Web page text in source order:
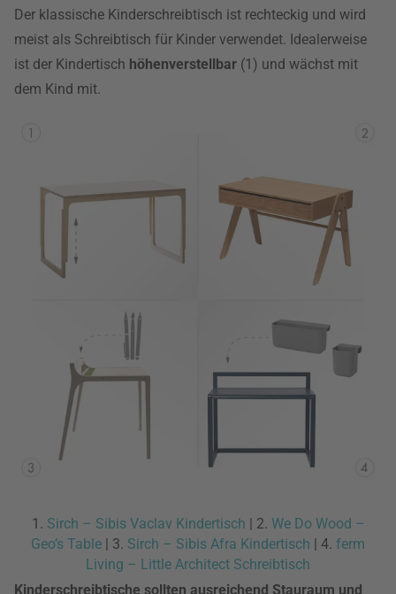
Der klassische Kinderschreibtisch ist rechteckig und wird
meist als Schreibtisch für Kinder verwendet. Idealerweise
ist der Kindertisch höhenverstellbar (1) und wächst mit
dem Kind mit.
1. Sirch – Sibis Vaclav Kindertisch | 2. We Do Wood –
Geo’s Table | 3. Sirch – Sibis Afra Kindertisch | 4. ferm
Living – Little Architect Schreibtisch
Kinderschreibtische sollten ausreichend Stauraum und